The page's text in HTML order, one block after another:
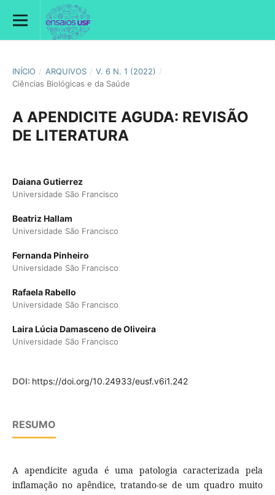
INÍCIO / ARQUIVOS / V. 6 N. 1 (2022) /
Ciências Biológicas e da Saúde
A APENDICITE AGUDA: REVISÃO
DE LITERATURA
Daiana Gutierrez
Universidade São Francisco
Beatriz Hallam
Universidade São Francisco
Fernanda Pinheiro
Universidade São Francisco
Rafaela Rabello
Universidade São Francisco
Laira Lúcia Damasceno de Oliveira
Universidade São Francisco
DOI: https://doi.org/10.24933/eusf.v6i1.242
RESUMO
A apendicite aguda é uma patologia caracterizada pela
inflamação no apêndice, tratando-se de um quadro muito